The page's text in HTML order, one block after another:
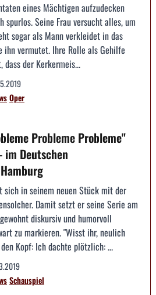
eines Mächtigen aufzudecken
Seine Frau versucht alles, um
sogar als Mann verkleidet in das
ihn vermutet. Ihre Rolle als Gehilfe
der Kerkermeis...
Oper
Probleme Probleme"
im Deutschen
sich in seinem neuen Stück mit der
Damit setzt er seine Serie am
diskursiv und humorvoll
zu markieren. "Wisst ihr, neulich
Kopf: Ich dachte plötzlich: ...
Schauspiel